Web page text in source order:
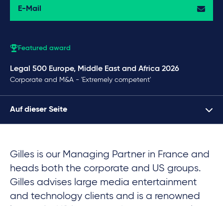
E-Mail
Featured award
Legal 500 Europe, Middle East and Africa 2026
Corporate and M&A - 'Extremely competent'
Auf dieser Seite
Gilles is our Managing Partner in France and
heads both the corporate and US groups.
Gilles advises large media entertainment
and technology clients and is a renowned